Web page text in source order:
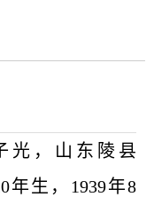
光，山东陵县
年生，1939年8